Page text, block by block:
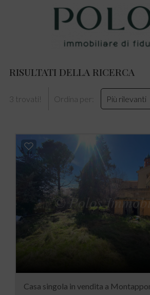
RISULTATI DELLA RICERCA
3 trovati! Ordina per: Più rilevanti
Casa singola in vendita a